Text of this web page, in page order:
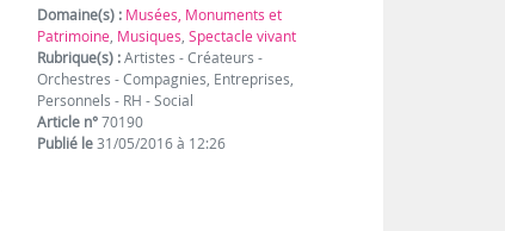
Domaine(s) : Musées, Monuments et
Patrimoine, Musiques,Spectacle vivant
Rubrique(s) :Artistes - Créateurs -
Orchestres - Compagnies, Entreprises,
Personnels - RH - Social
Article n°70190
Publié le31/05/2016 à 12:26